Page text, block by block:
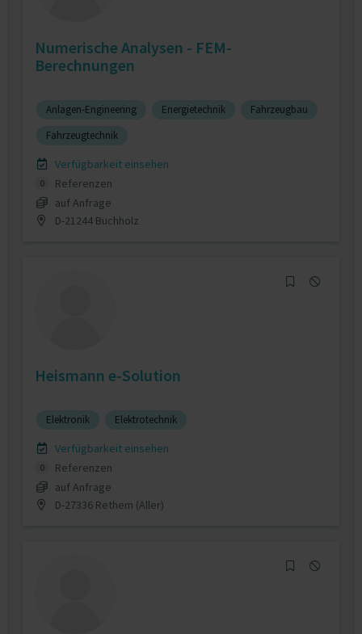
Numerische Analysen - FEM-
Berechnungen
Anlagen-Engineering Energietechnik
Fahrzeugbau
Fahrzeugtechnik
Verfügbarkeit einsehen
0
Referenzen
auf Anfrage
D-21244 Buchholz
Heismann e-Solution
Elektronik Elektrotechnik
Verfügbarkeit einsehen
0
Referenzen
auf Anfrage
D-27336 Rethem (Aller)